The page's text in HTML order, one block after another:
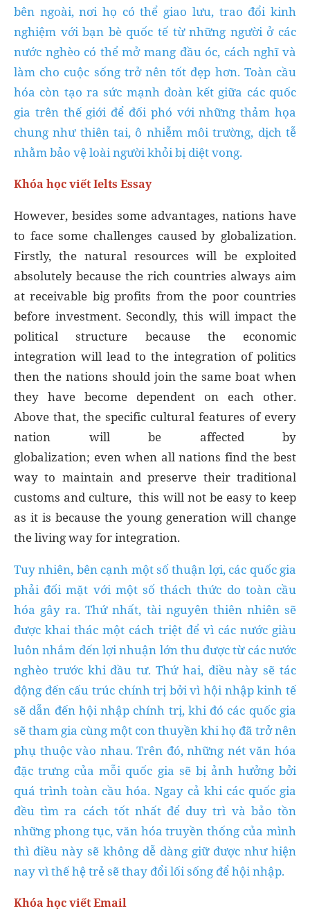
bên ngoài, nơi họ có thể giao lưu, trao đổi kinh
nghiệm với bạn bè quốc tế từ những người ở các
nước nghèo có thể mở mang đầu óc, cách nghĩ và
làm cho cuộc sống trở nên tốt đẹp hơn. Toàn cầu
hóa còn tạo ra sức mạnh đoàn kết giữa các quốc
gia trên thế giới để đối phó với những thảm họa
chung như thiên tai, ô nhiễm môi trường, dịch tễ
nhằm bảo vệ loài người khỏi bị diệt vong.
Khóa học viết Ielts Essay
However, besides some advantages, nations have
to face some challenges caused by globalization.
Firstly, the natural resources will be exploited
absolutely because the rich countries always aim
at receivable big profits from the poor countries
before investment. Secondly, this will impact the
political structure because the economic
integration will lead to the integration of politics
then the nations should join the same boat when
they have become dependent on each other.
Above that, the specific cultural features of every
nation will be affected by
globalization; even when all nations find the best
way to maintain and preserve their traditional
customs and culture, this will not be easy to keep
as it is because the young generation will change
the living way for integration.
Tuy nhiên, bên cạnh một số thuận lợi, các quốc gia
phải đối mặt với một số thách thức do toàn cầu
hóa gây ra. Thứ nhất, tài nguyên thiên nhiên sẽ
được khai thác một cách triệt để vì các nước giàu
luôn nhắm đến lợi nhuận lớn thu được từ các nước
nghèo trước khi đầu tư. Thứ hai, điều này sẽ tác
động đến cấu trúc chính trị bởi vì hội nhập kinh tế
sẽ dẫn đến hội nhập chính trị, khi đó các quốc gia
sẽ tham gia cùng một con thuyền khi họ đã trở nên
phụ thuộc vào nhau. Trên đó, những nét văn hóa
đặc trưng của mỗi quốc gia sẽ bị ảnh hưởng bởi
quá trình toàn cầu hóa. Ngay cả khi các quốc gia
đều tìm ra cách tốt nhất để duy trì và bảo tồn
những phong tục, văn hóa truyền thống của mình
thì điều này sẽ không dễ dàng giữ được như hiện
nay vì thế hệ trẻ sẽ thay đổi lối sống để hội nhập.
Khóa học viết Email